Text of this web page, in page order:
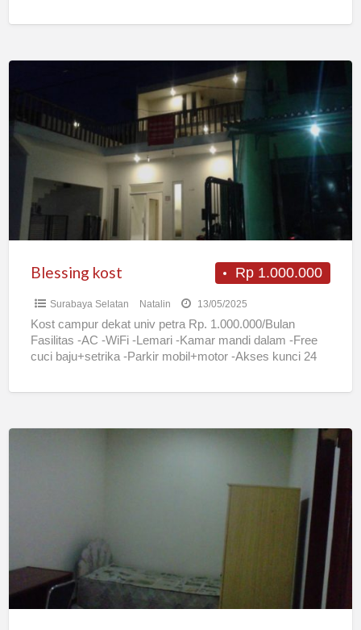
Rp 1.000.000
Blessing kost
Surabaya Selatan Natalin 13/05/2025
Kost campur dekat univ petra Rp. 1.000.000/Bulan
Fasilitas -AC -WiFi -Lemari -Kamar mandi dalam -Free
cuci baju+setrika -Parkir mobil+motor -Akses kunci 24